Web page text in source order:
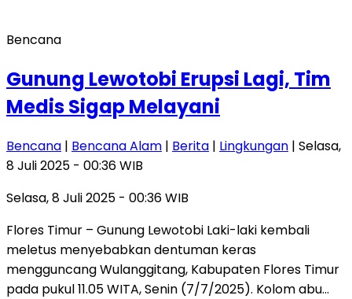
Bencana
Gunung Lewotobi Erupsi Lagi, Tim
Medis Sigap Melayani
Bencana | Bencana Alam | Berita | Lingkungan | Selasa,
8 Juli 2025 - 00:36 WIB
Selasa, 8 Juli 2025 - 00:36 WIB
‎Flores Timur – Gunung Lewotobi Laki-laki kembali
meletus menyebabkan dentuman keras
mengguncang Wulanggitang, Kabupaten Flores Timur
pada pukul 11.05 WITA, Senin (7/7/2025). Kolom abu…